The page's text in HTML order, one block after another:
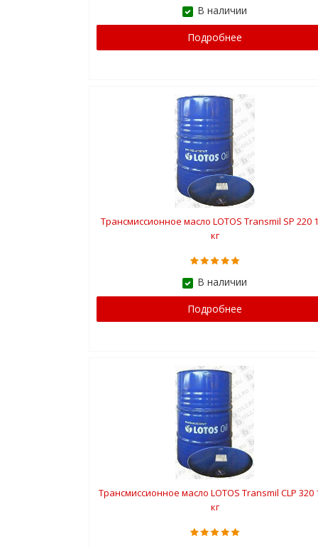
В наличии
Подробнее
Трансмиссионное масло LOTOS Transmil SP 220
кг
В наличии
Подробнее
Трансмиссионное масло LOTOS Transmil CLP 320
кг